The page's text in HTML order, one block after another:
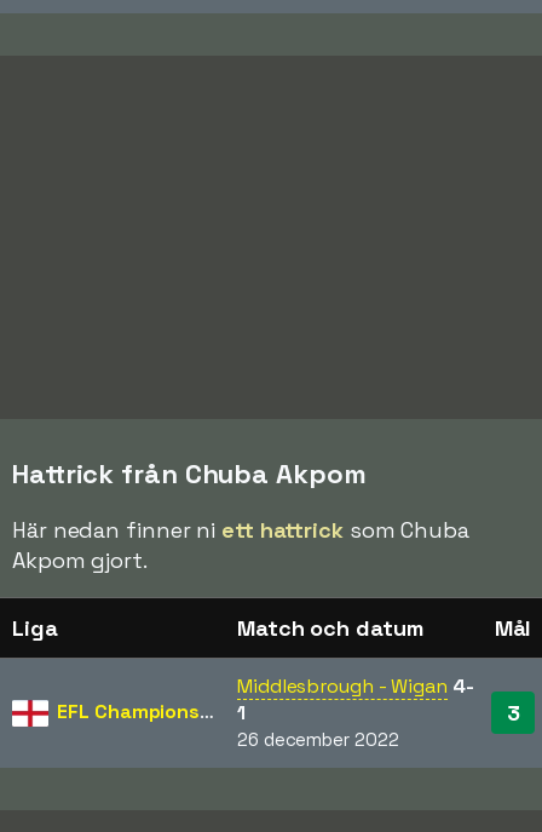
Hattrick från Chuba Akpom
Här nedan finner ni ett hattricksom Chuba
Akpom gjort.
Liga Match och datum Mål
EFL Championship
Middlesbrough - Wigan 4-
1
26 december 2022
3